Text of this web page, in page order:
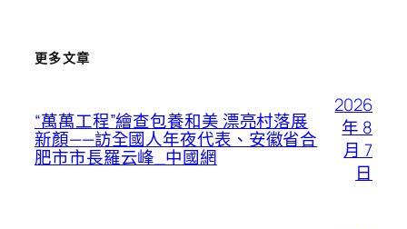
更多文章
“萬萬工程”繪查包養和美 漂亮村落展
新顏——訪全國人年夜代表、安徽省合
肥市市長羅云峰_中國網
2026
年 8
月 7
日